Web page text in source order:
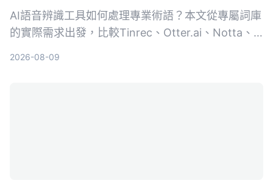
AI語音辨識工具如何處理專業術語？本文從專屬詞庫
的實際需求出發，比較Tinrec、Otter.ai、Notta、
2026-08-09